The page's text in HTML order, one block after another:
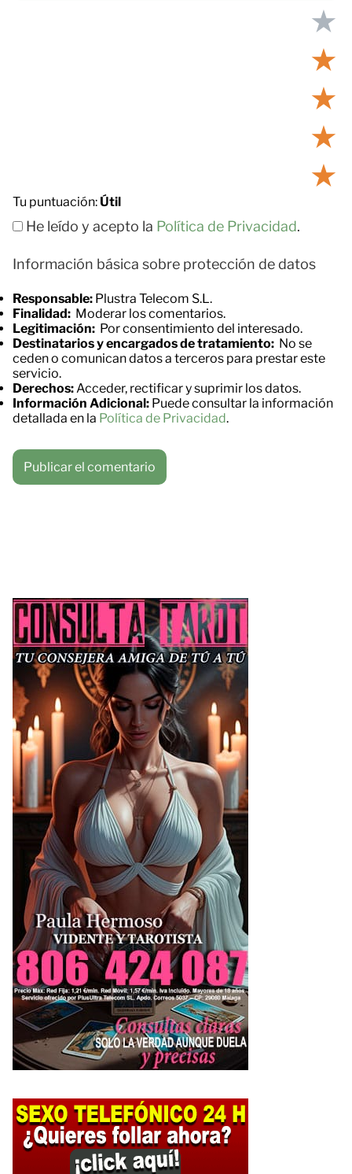
★
★
★
★
★
Tu puntuación: Útil
He leído y acepto la Política de Privacidad.
Información básica sobre protección de datos
Responsable: Plustra Telecom S.L.
Finalidad: Moderar los comentarios.
Legitimación: Por consentimiento del interesado.
Destinatarios y encargados de tratamiento: No se
ceden o comunican datos a terceros para prestar este
servicio.
Derechos:Acceder, rectificar y suprimir los datos.
Información Adicional: Puede consultar la información
detallada en la Política de Privacidad.